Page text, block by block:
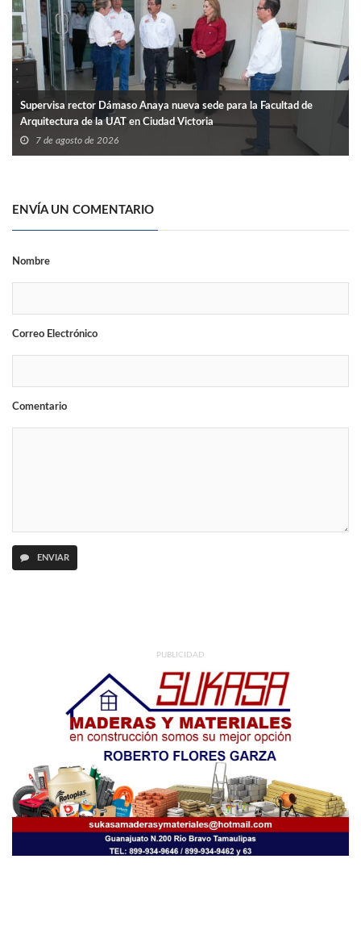
Supervisa rector Dámaso Anaya nueva sede para la Facultad de
Arquitectura de la UAT en Ciudad Victoria
7 de agosto de 2026
ENVÍA UN COMENTARIO
Nombre
Correo Electrónico
Comentario
ENVIAR
PUBLICIDAD